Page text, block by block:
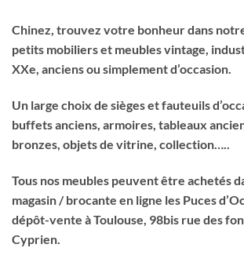
Chinez, trouvez votre bonheur dans
petits mobiliers et meubles vintage,
XXe, anciens ou simplement d’occasion.
Un large choix de sièges et fauteuils
buffets anciens, armoires, tableaux
bronzes, objets de vitrine, collection…..
Tous nos meubles peuvent être achetés
magasin / brocante en ligne les Puces
dépôt-vente à Toulouse, 98bis rue des
Cyprien.